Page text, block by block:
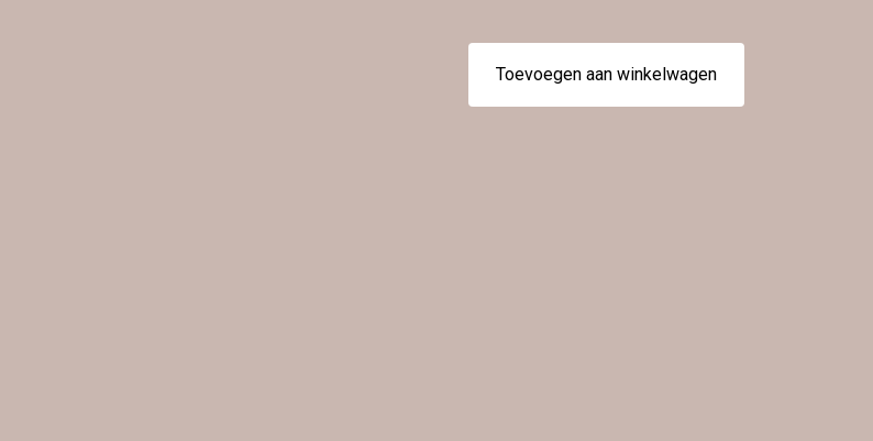
Toevoegen aan winkelwagen